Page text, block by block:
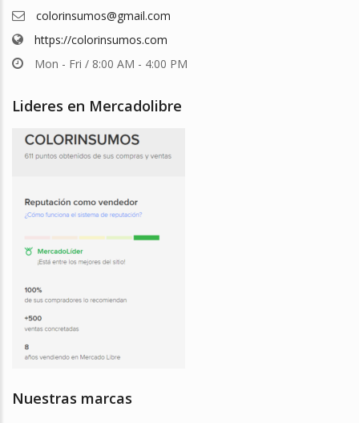
colorinsumos@gmail.com
https://colorinsumos.com
Mon - Fri / 8:00 AM - 4:00 PM
Lideres en Mercadolibre
Nuestras marcas